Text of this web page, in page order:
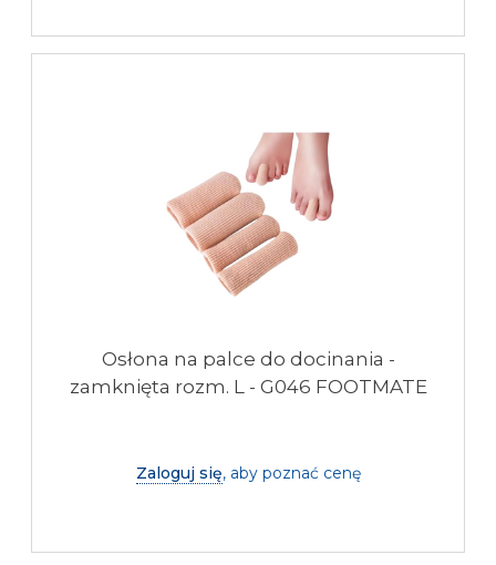
Osłona na palce do docinania -
zamknięta rozm. L - G046 FOOTMATE
Zaloguj się, aby poznać cenę